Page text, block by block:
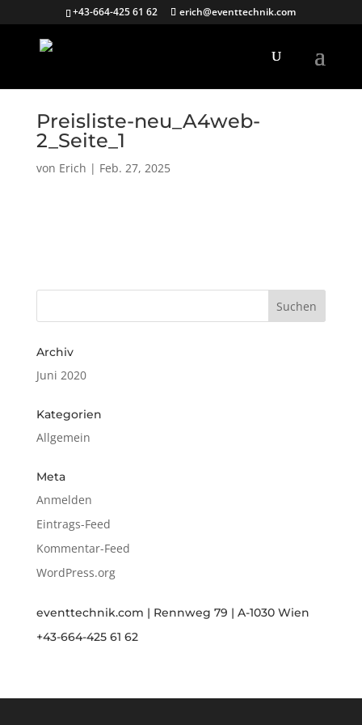
+43-664-425 61 62 erich@eventtechnik.com
Preisliste-neu_A4web-
2_Seite_1
von Erich | Feb. 27, 2025
Archiv
Juni 2020
Kategorien
Allgemein
Meta
Anmelden
Eintrags-Feed
Kommentar-Feed
WordPress.org
eventtechnik.com | Rennweg 79 | A-1030 Wien
+43-664-425 61 62